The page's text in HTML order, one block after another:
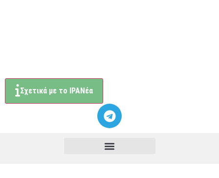
Σχετικά με το ΙΡΑΝέα